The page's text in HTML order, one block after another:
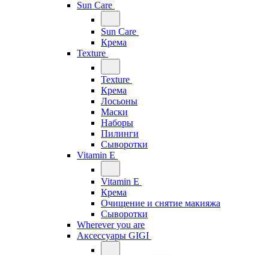
Sun Care
Sun Care
Крема
Texture
Texture
Крема
Лосьоны
Маски
Наборы
Пилинги
Сыворотки
Vitamin E
Vitamin E
Крема
Очищение и снятие макияжа
Сыворотки
Wherever you are
Аксессуары GIGI